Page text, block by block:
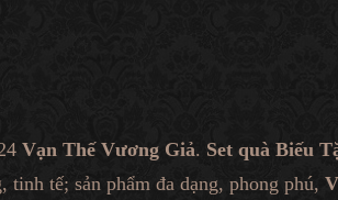
Vạn Thế Vương Giả. Set quà Biếu
tế; sản phẩm đa dạng, phong phú,